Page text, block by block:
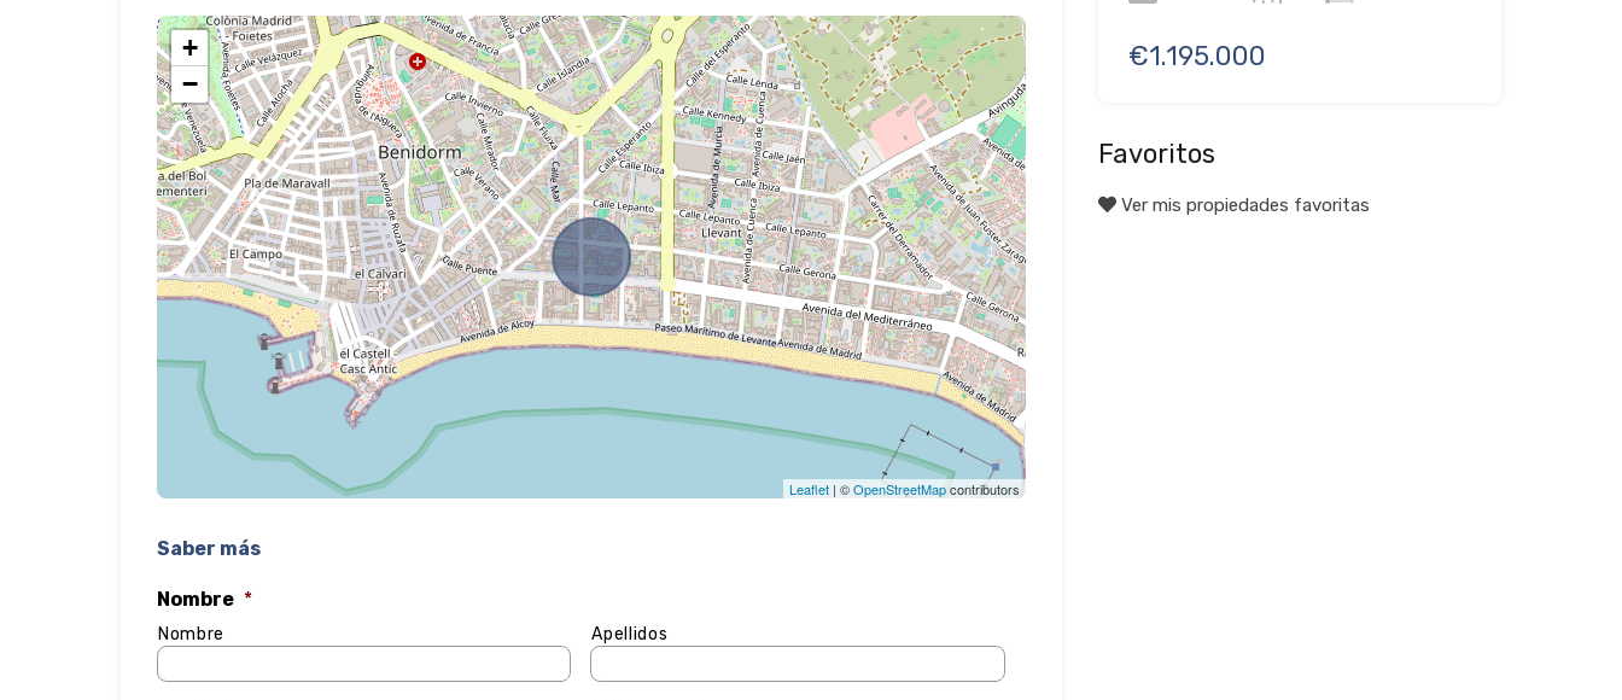
+
−
Leaflet| ©OpenStreetMapcontributors
Saber más
Nombre *
Nombre Apellidos
€1.195.000
Favoritos
Ver mis propiedades favoritas